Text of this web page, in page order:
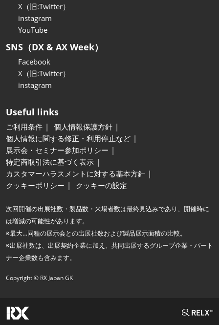
X（旧:Twitter）
instagram
YouTube
SNS（DX & AX Week）
Facebook
X（旧:Twitter）
instagram
Useful links
ご利用条件
個人情報保護方針
個人情報に関する修正・利用停止など
展示会・セミナー参加ポリシー
特定商取引法に基づく表示
カスタマーハラスメントに対する基本方針
クッキーポリシー
クッキーの設定
次回開催の出展社数・製品数・来場者数は最終見込みであり、開催時に
は増減の可能性があります。
※最大…同種の展示会との出展社数および製品展示面積の比較。
※出展社数は、出展契約企業に加え、共同出展するグループ企業・パート
ナー企業数も含みます。
Copyright © RX Japan GK